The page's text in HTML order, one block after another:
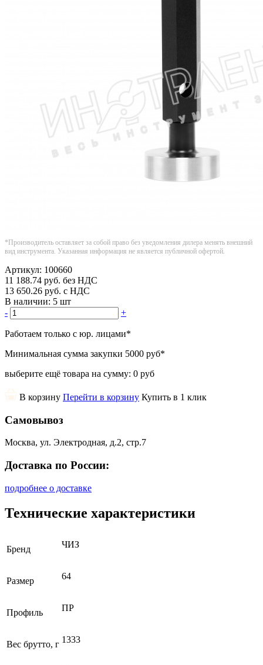
*Производитель оставляет за собой право без уведомления дилера менять внешний
вид инструмента. Указанная информация не является публичной офертой.
Артикул: 100660
11 188.74 руб. без НДС
13 650.26 руб. с НДС
В наличии: 5 шт
-
+
Работаем только с юр. лицами*
Минимальная сумма закупки 5000 руб*
выберите ещё товара на сумму: 0 руб
В корзину Перейти в корзину Купить в 1 клик
Самовывоз
Москва, ул. Электродная, д.2, стр.7
Доставка по России:
подробнее о доставке
Технические характеристики
Бренд ЧИЗ
Размер 64
Профиль ПР
Вес брутто, г 1333